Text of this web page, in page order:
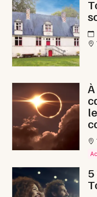
En ligne dans le
En ligne dans le
Newsletter des
Artistes en tournée
Actus en Indre-et-
Magazine en Indre-